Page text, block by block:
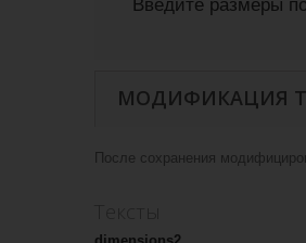
Введите размеры
МОДИФИКАЦИЯ
После сохранения